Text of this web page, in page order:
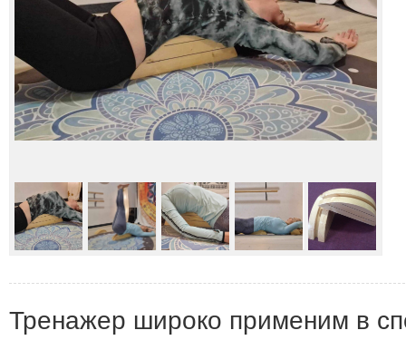
Тренажер широко применим в